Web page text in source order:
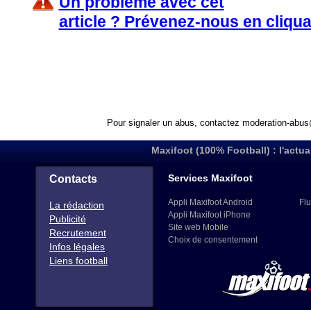
article ? Prévenez-nous en
Pour signaler un abus, contactez moderation-
Maxifoot (100% Football) :
Contacts
La rédaction
Publicité
Recrutement
Infos légales
Liens football
Services Maxifoot
Appli Maxifoot Android
Appli Maxifoot iPhone
Site web Mobile
Choix de consentement